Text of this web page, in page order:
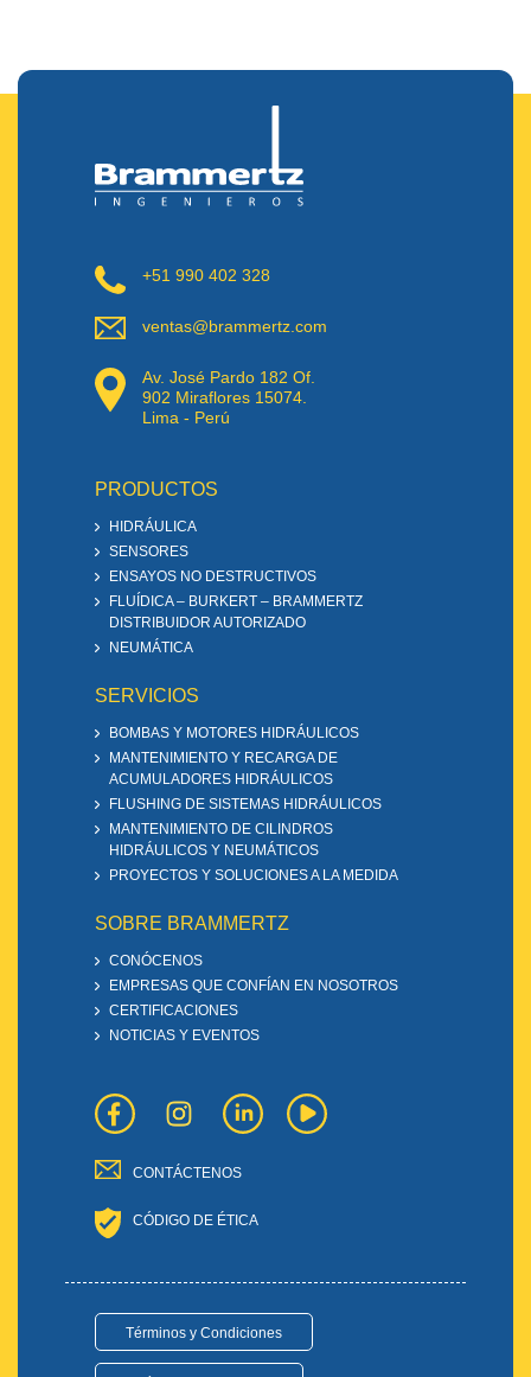
+51 990 402 328
ventas@brammertz.com
Av. José Pardo 182 Of.
902 Miraflores 15074.
Lima - Perú
PRODUCTOS
HIDRÁULICA
SENSORES
ENSAYOS NO DESTRUCTIVOS
FLUÍDICA – BURKERT – BRAMMERTZ
DISTRIBUIDOR AUTORIZADO
NEUMÁTICA
SERVICIOS
BOMBAS Y MOTORES HIDRÁULICOS
MANTENIMIENTO Y RECARGA DE
ACUMULADORES HIDRÁULICOS
FLUSHING DE SISTEMAS HIDRÁULICOS
MANTENIMIENTO DE CILINDROS
HIDRÁULICOS Y NEUMÁTICOS
PROYECTOS Y SOLUCIONES A LA MEDIDA
SOBRE BRAMMERTZ
CONÓCENOS
EMPRESAS QUE CONFÍAN EN NOSOTROS
CERTIFICACIONES
NOTICIAS Y EVENTOS
CONTÁCTENOS
CÓDIGO DE ÉTICA
Términos y Condiciones